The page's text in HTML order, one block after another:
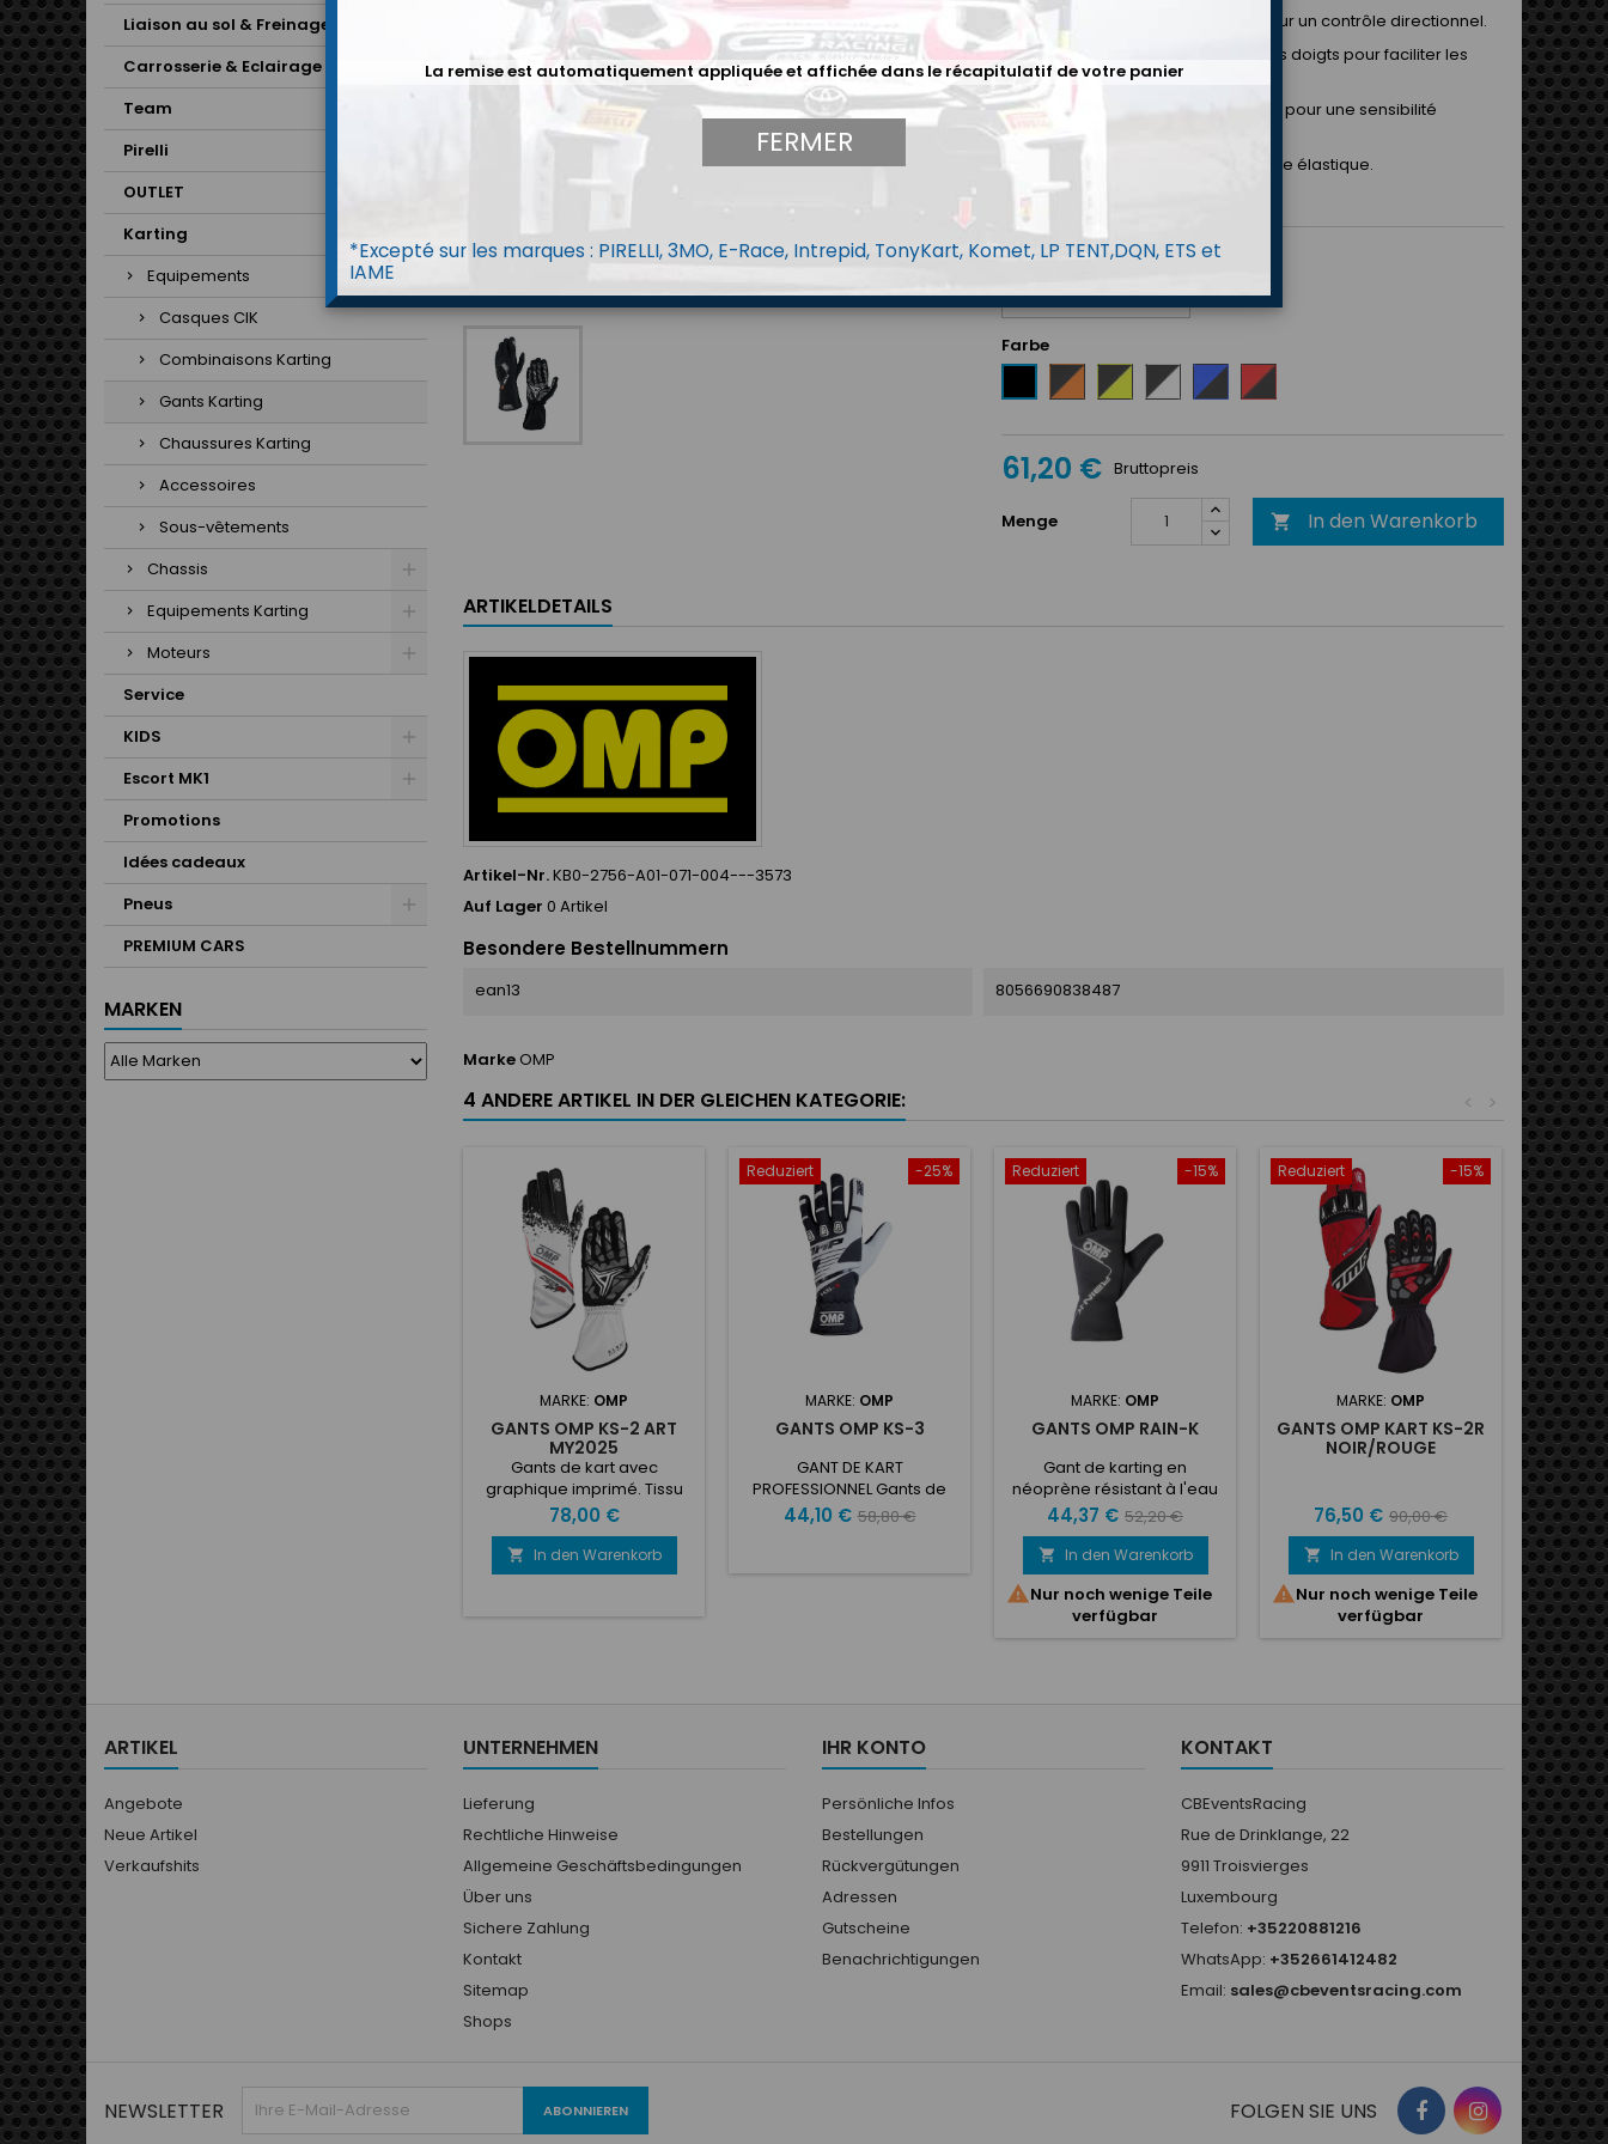
Liaison au sol & Freinage
Carrosserie & Eclairage
Team
Pirelli
OUTLET
Karting
Equipements
Casques CIK
Combinaisons Karting
Gants Karting
Chaussures Karting
Accessoires
Sous-vêtements
Chassis
Equipements Karting
Moteurs
Service
KIDS
Escort MK1
Promotions
Idées cadeaux
Pneus
PREMIUM CARS
MARKEN
Paume légère et très adhérente pour un contrôle directionnel.
Forme ergonomique préformée des doigts pour faciliter les
mouvements.
Coutures externes avec fourchettes pour une sensibilité
maximale.
Coupe droite au poignet avec bande élastique.
Disponible en tailles adulte et junior.
Taille OMP
Farbe
Schwarz
Noir
/
fluo
Noir/Jaune
fluo
Noir/Blanc
Bleu
/
Rouge/Noir
61,20 € Bruttopreis
Menge  In den Warenkorb
ARTIKELDETAILS
Artikel-Nr.KB0-2756-A01-071-004---3573
Auf Lager 0 Artikel
Besondere Bestellnummern
ean13 8056690838487
MarkeOMP
4 ANDERE ARTIKEL IN DER GLEICHEN KATEGORIE: >
<
MARKE: OMP
GANTS OMP KS-2 ART
MY2025
Gants de kart avec
graphique imprimé. Tissu
léger en polyester
extensible et paume en
caoutchouc silicone pour
une meilleure adhérence.
disponible en plusieurs
couleurs.
Preis
78,00 €
 In den Warenkorb
-25%
Reduziert
MARKE: OMP
GANTS OMP KS-3
GANT DE KART
PROFESSIONNEL Gants de
karting en tissu strech
résistant et confortable.
Preis
44,10 € Verkaufspreis
58,80 €
-15%
Reduziert
MARKE: OMP
GANTS OMP RAIN-K
Gant de karting en
néoprène résistant à l'eau
et au vent. Paume en
néoprène avec inserts en
caoutchouc antidérapant.
Arrêt de poignet élastique.
Motif blanc au dos
Preis
44,37 € Verkaufspreis
52,20 €
 In den Warenkorb
Nur noch wenige Teile
verfügbar
-15%
Reduziert
MARKE: OMP
GANTS OMP KART KS-2R
NOIR/ROUGE
Preis
76,50 € Verkaufspreis
90,00 €
 In den Warenkorb
Nur noch wenige Teile
verfügbar
ARTIKEL
Angebote
Neue Artikel
Verkaufshits
UNTERNEHMEN
Lieferung
Rechtliche Hinweise
Allgemeine Geschäftsbedingungen
Über uns
Sichere Zahlung
Kontakt
Sitemap
Shops
IHR KONTO
Persönliche Infos
Bestellungen
Rückvergütungen
Adressen
Gutscheine
Benachrichtigungen
KONTAKT
CBEventsRacing
Rue de Drinklange, 22
9911 Troisvierges
Luxembourg
Telefon: +35220881216
WhatsApp: +352661412482
Email: sales@cbeventsracing.com
NEWSLETTER FOLGEN SIE UNS
La remise est automatiquement appliquée et affichée dans le récapitulatif de votre panier
FERMER
*Excepté sur les marques : PIRELLI, 3MO, E-Race, Intrepid, TonyKart, Komet, LP TENT,DQN, ETS et
IAME